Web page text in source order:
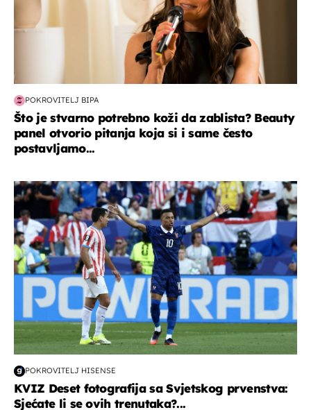
POKROVITELJ BIPA
Što je stvarno potrebno koži da zablista? Beauty
panel otvorio pitanja koja si i same često
postavljamo...
svjetsko prvenstvo 2026
POKROVITELJ HISENSE
KVIZ Deset fotografija sa Svjetskog prvenstva:
Sjećate li se ovih trenutaka?...